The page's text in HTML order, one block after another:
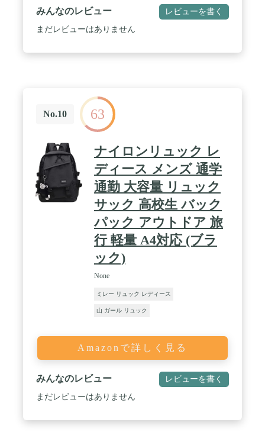
髪に水分と油分を与え、艶やかな光沢とサラサラな
手触りが持続します。 / 目安の使用量：ショートヘ
アの髪で1カプセル（半分）が適量 / セミロングの
スリンク ※株式会社アイエスリンクは「ellips」の
正規販売代理店となります。
みんなのレビュー レビューを書く
まだレビューはありません
No.10 63
ナイロンリュック レ
ディース メンズ 通学
通勤 大容量 リュック
サック 高校生 バック
パック アウトドア 旅
行 軽量 A4対応 (ブラ
ック)
None
ミレー リュック レディース
山 ガール リュック
Amazonで詳しく見る
みんなのレビュー レビューを書く
まだレビューはありません